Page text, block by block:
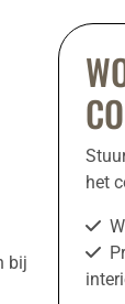
bij
het